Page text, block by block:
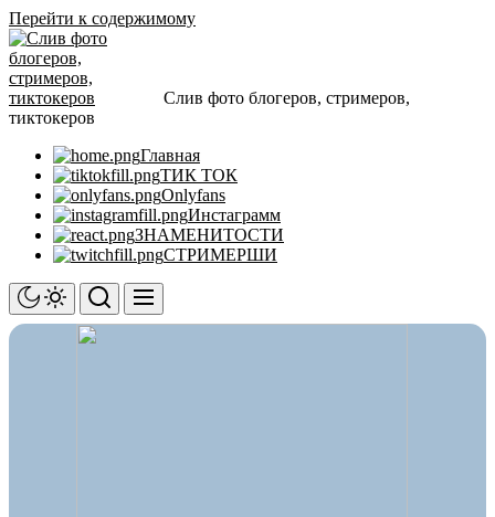
Перейти к содержимому
Слив фото блогеров, стримеров,
тиктокеров
Главная
ТИК ТОК
Onlyfans
Инстаграмм
ЗНАМЕНИТОСТИ
СТРИМЕРШИ